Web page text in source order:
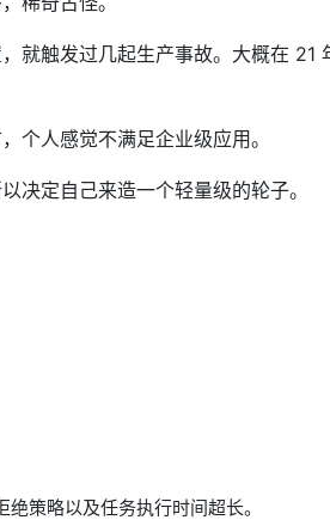
就触发过几起生产事故。大概在 21
个人感觉不满足企业级应用。
决定自己来造一个轻量级的轮子。
策略以及任务执行时间超长。